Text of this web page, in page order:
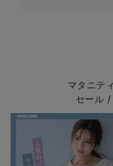
マタニテ
セール